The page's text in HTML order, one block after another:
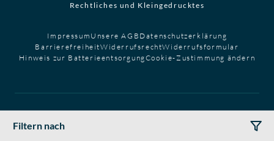
Filtern nach
Rechtliches und Kleingedrucktes
Impressum Unsere AGB Datenschutzerklärung
BarrierefreiheitWiderrufsrechtWiderrufsformular
Hinweis zur BatterieentsorgungCookie-Zustimmung ändern